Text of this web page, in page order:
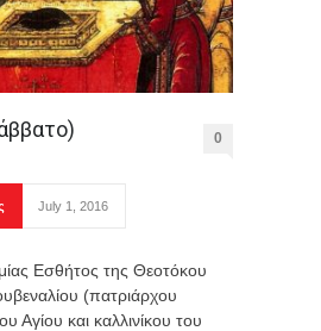
0
July 1, 2016
Εσθήτος της Θεοτόκου
(πατριάρχου
Αγίου και καλλινίκου του